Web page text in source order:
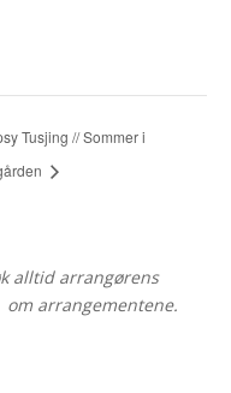
Tusjing // Sommer i
alltid arrangørens
arrangementene.